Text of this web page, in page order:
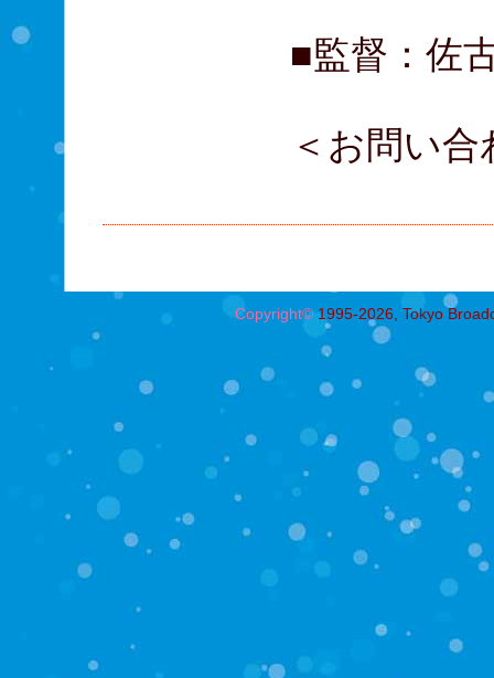
■監督：佐
＜お問い
Copyright©1995-2026, Tokyo